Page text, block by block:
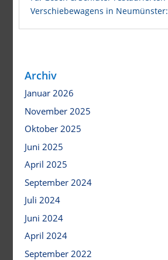
Verschiebewagens in Neumünster:
Archiv
Januar 2026
November 2025
Oktober 2025
Juni 2025
April 2025
September 2024
Juli 2024
Juni 2024
April 2024
September 2022